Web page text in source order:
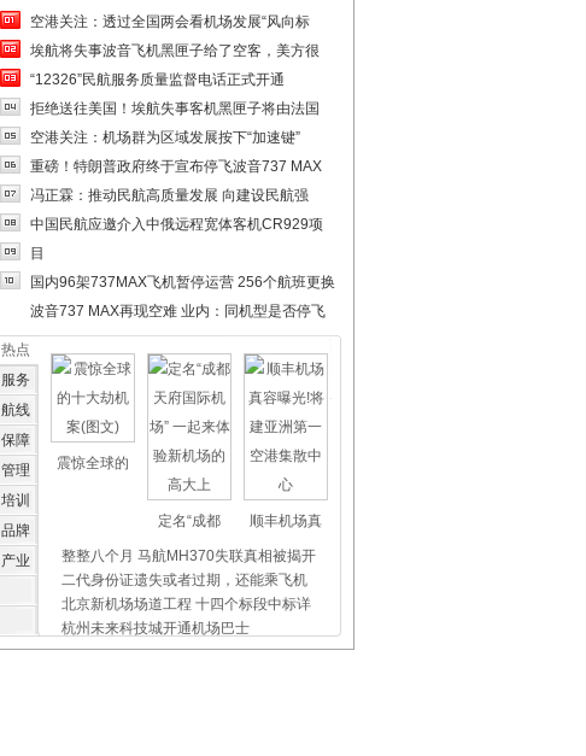
空港关注：透过全国两会看机场发展“风向标
埃航将失事波音飞机黑匣子给了空客，美方很
“12326”民航服务质量监督电话正式开通
拒绝送往美国！埃航失事客机黑匣子将由法国
空港关注：机场群为区域发展按下“加速键”
重磅！特朗普政府终于宣布停飞波音737 MAX
冯正霖：推动民航高质量发展 向建设民航强
中国民航应邀介入中俄远程宽体客机CR929项
目
国内96架737MAX飞机暂停运营 256个航班更换
波音737 MAX再现空难 业内：同机型是否停飞
热点
服务
航线
保障
管理
培训
品牌
产业
震惊全球的
定名“成都 顺丰机场真
整整八个月 马航MH370失联真相被揭开
二代身份证遗失或者过期，还能乘飞机
北京新机场场道工程 十四个标段中标详
杭州未来科技城开通机场巴士
上海虹桥、浦东机场外币兑换点位置介